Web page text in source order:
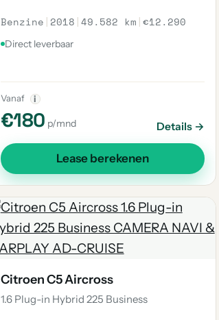
Benzine | 2018 |49.582 km |€12.290
Direct leverbaar
Vanaf i
€180 p/mnd Details →
Lease berekenen
Citroen C5 Aircross
1.6 Plug-in Hybrid 225 Business